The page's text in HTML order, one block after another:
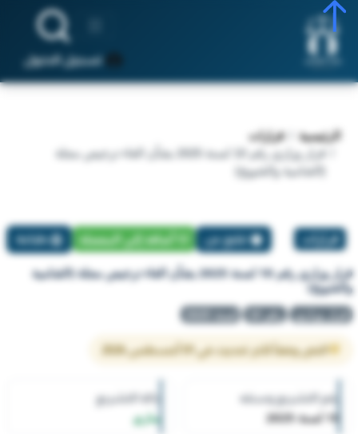
تسجيل الدخول
الرئيسية
قرارات
قرار وزاري رقم 10 لسنة 2025 بشأن الغاء ترخيص مجلة
(الشامية والشويخ)
قرارات تبليغ عن أضافة إلي المفضلة طباعة
قرار وزاري رقم 10 لسنة 2025 بشأن الغاء ترخيص مجلة (الشامية
والشويخ)
قرار وزاري رقم 10 لسنة 2025
النص وفقاً لآخر تحديث في 01 أغسطس 2026
رقم التشريع وسنته
10 لسنة 2025
حالة التشريع
ساري